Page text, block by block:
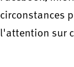
circonstances
l'attention sur